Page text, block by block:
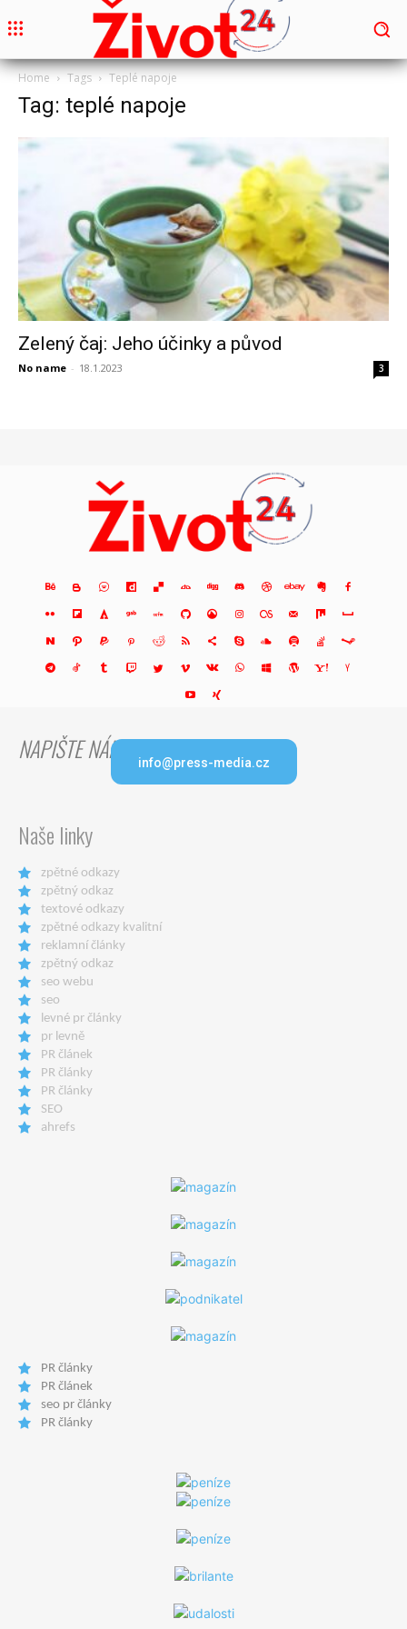
Home Tags Teplé napoje
Tag: teplé napoje
Zelený čaj: Jeho účinky a původ
No name - 18.1.2023 3
NAPIŠTE NÁM info@press-media.cz
Naše linky
zpětné odkazy
zpětný odkaz
textové odkazy
zpětné odkazy kvalitní
reklamní články
zpětný odkaz
seo webu
seo
levné pr články
pr levně
PR článek
PR články
PR články
SEO
ahrefs
PR články
PR článek
seo pr články
PR články